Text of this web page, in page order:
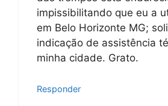
impissibilitando que eu a
em Belo Horizonte MG;
indicação de assistência
minha cidade. Grato.
Responder